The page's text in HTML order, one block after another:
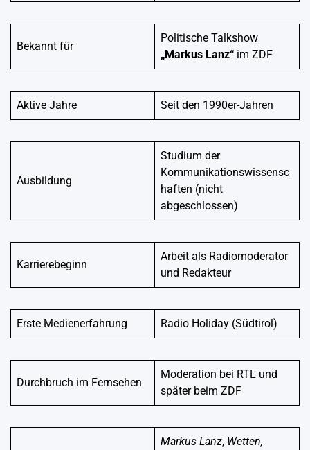
Bekannt für
Politische Talkshow
„Markus Lanz“ im ZDF
Aktive Jahre Seit den 1990er-Jahren
Ausbildung
Studium der
Kommunikationswissensc
haften (nicht
abgeschlossen)
Karrierebeginn
Arbeit als Radiomoderator
und Redakteur
Erste Medienerfahrung Radio Holiday (Südtirol)
Durchbruch im Fernsehen
Moderation bei RTL und
später beim ZDF
Markus Lanz, Wetten,